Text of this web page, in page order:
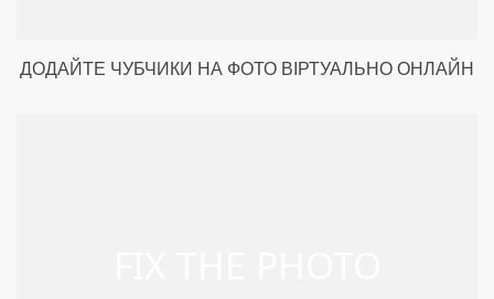
ДОДАЙТЕ ЧУБЧИКИ НА ФОТО ВІРТУАЛЬНО ОНЛАЙН